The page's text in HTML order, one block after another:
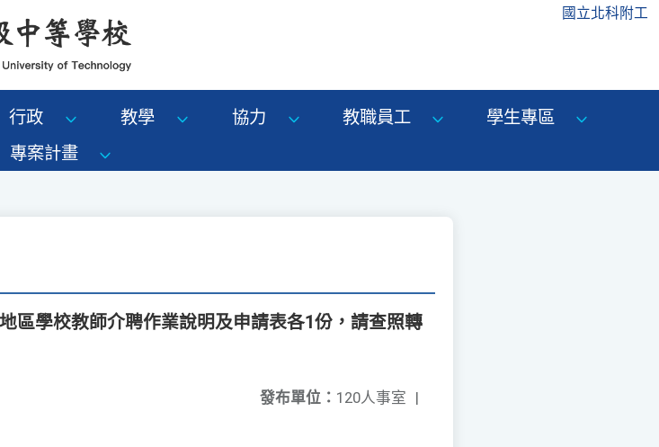
國立北科附工
行政 教學 協力 教職員工
學生專區
專案計畫
區學校教師介聘作業說明及申請表各1份，請查照轉
發布單位： 120人事室 |